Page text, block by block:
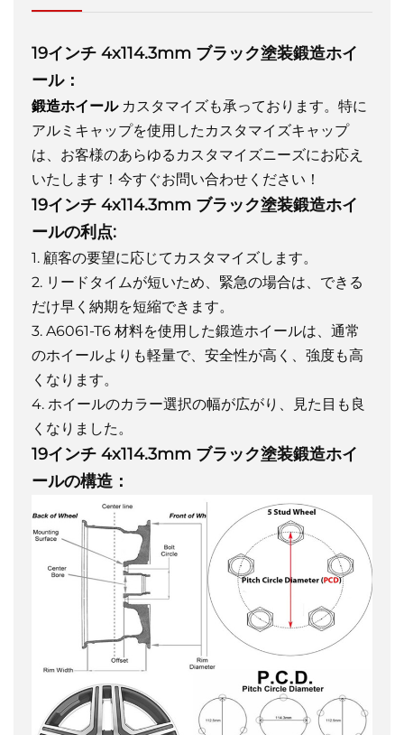
19インチ 4x114.3mm ブラック塗装鍛造ホイ
ール：
鍛造ホイール カスタマイズも承っております。特に
アルミキャップを使用したカスタマイズキャップ
は、お客様のあらゆるカスタマイズニーズにお応え
いたします！今すぐお問い合わせください！
19インチ 4x114.3mm ブラック塗装鍛造ホイ
ールの利点:
1. 顧客の要望に応じてカスタマイズします。
2. リードタイムが短いため、緊急の場合は、できる
だけ早く納期を短縮できます。
3. A6061-T6 材料を使用した鍛造ホイールは、通常
のホイールよりも軽量で、安全性が高く、強度も高
くなります。
4. ホイールのカラー選択の幅が広がり、見た目も良
くなりました。
19インチ 4x114.3mm ブラック塗装鍛造ホイ
ールの構造：